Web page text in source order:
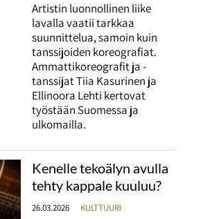
Artistin luonnollinen liike
lavalla vaatii tarkkaa
suunnittelua, samoin kuin
tanssijoiden koreografiat.
Ammattikoreografit ja -
tanssijat Tiia Kasurinen ja
Ellinoora Lehti kertovat
työstään Suomessa ja
ulkomailla.
Kenelle tekoälyn avulla
tehty kappale kuuluu?
26.03.2026 KULTTUURI